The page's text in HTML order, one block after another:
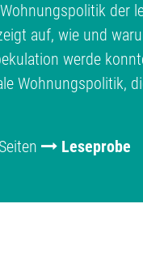
der
auf, wie und
werde
Wohnungspolitik,
Leseprobe